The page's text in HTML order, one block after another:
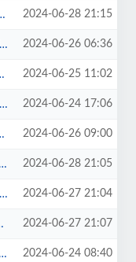
2024-06-28 21:15
2024-06-26 06:36
2024-06-25 11:02
2024-06-24 17:06
2024-06-26 09:00
2024-06-28 21:05
2024-06-27 21:04
2024-06-27 21:07
2024-06-24 08:40